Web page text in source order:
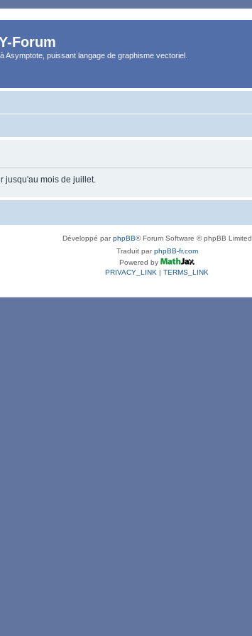
Forum
Asymptote, puissant langage de graphisme vectoriel.
jusqu'au mois de juillet.
Développé parphpBB® Forum Software © phpBB Limited
Traduit parphpBB-fr.com
Powered by
PRIVACY_LINK | TERMS_LINK